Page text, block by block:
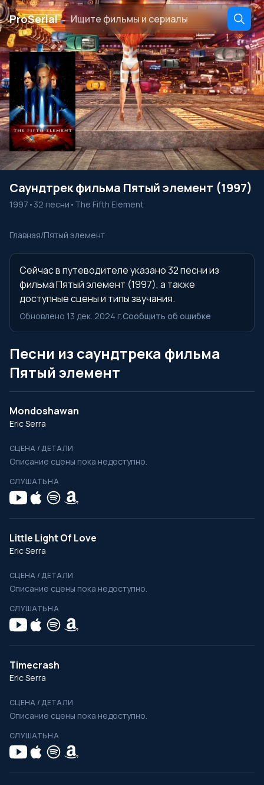
ProSerial․
Саундтрек фильма Пятый элемент (1997)
1997 • 32 песни • The Fifth Element
Главная/Пятый элемент
Сейчас в путеводителе указано 32 песни из
фильма Пятый элемент (1997), а также
доступные сцены и типы звучания.
Обновлено 13 дек. 2024 г.Сообщить об ошибке
Песни из саундтрека фильма
Пятый элемент
Mondoshawan
Eric Serra
СЦЕНА / ДЕТАЛИ
Описание сцены пока недоступно.
СЛУШАТЬ НА
Little Light Of Love
Eric Serra
СЦЕНА / ДЕТАЛИ
Описание сцены пока недоступно.
СЛУШАТЬ НА
Timecrash
Eric Serra
СЦЕНА / ДЕТАЛИ
Описание сцены пока недоступно.
СЛУШАТЬ НА